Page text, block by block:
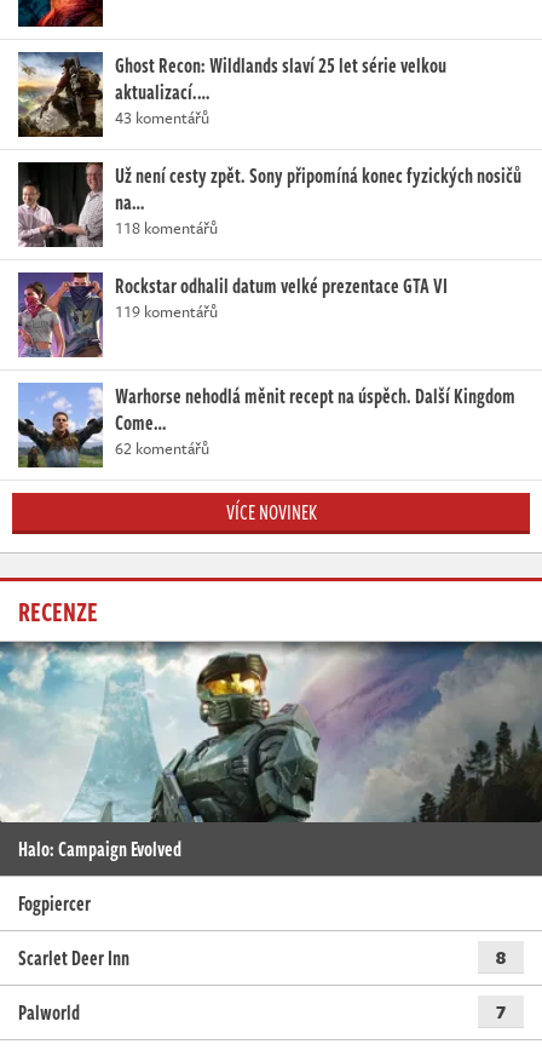
Ghost Recon: Wildlands slaví 25 let série velkou
aktualizací.…
43 komentářů
Už není cesty zpět. Sony připomíná konec fyzických nosičů
na…
118 komentářů
Rockstar odhalil datum velké prezentace GTA VI
119 komentářů
Warhorse nehodlá měnit recept na úspěch. Další Kingdom
Come…
62 komentářů
VÍCE NOVINEK
RECENZE
Halo: Campaign Evolved
Fogpiercer
Scarlet Deer Inn
8
Palworld 7